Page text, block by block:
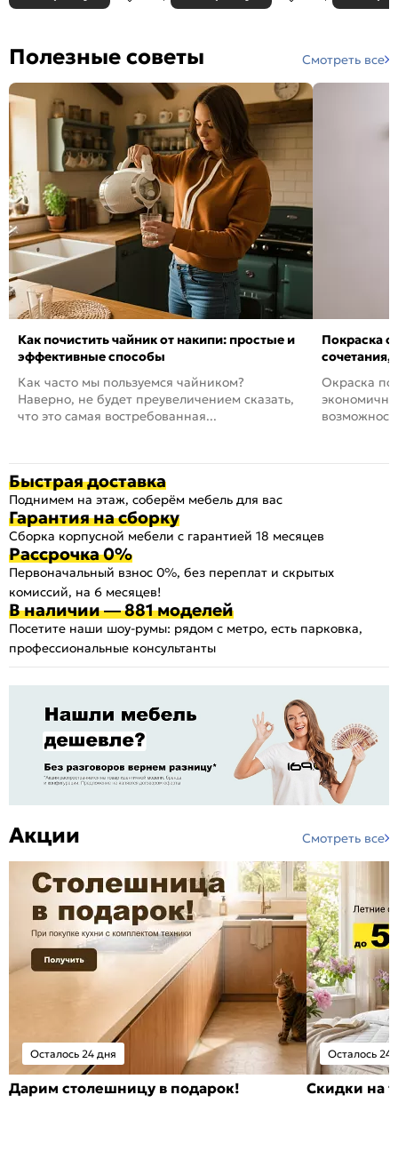
Полезные советы Смотреть все
Как почистить чайник от накипи: простые и
эффективные способы
Как часто мы пользуемся чайником?
Наверно, не будет преувеличением сказать,
что это самая востребованная...
Покраска
сочетания,
Окраска
Быстрая доставка
Поднимем на этаж, соберём мебель для вас
Гарантия на сборку
Сборка корпусной мебели с гарантией 18 месяцев
Рассрочка 0%
Первоначальный взнос 0%, без переплат и скрытых
комиссий, на 6 месяцев!
В наличии — 881 моделей
Посетите наши шоу-румы: рядом с метро, есть парковка,
профессиональные консультанты
Акции Смотреть все
Осталось 24 дня
Дарим столешницу в подарок!
Осталось 24
Скидки на